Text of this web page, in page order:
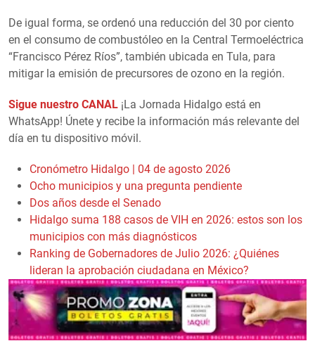
De igual forma, se ordenó una reducción del 30 por ciento
en el consumo de combustóleo en la Central Termoeléctrica
“Francisco Pérez Ríos”, también ubicada en Tula, para
mitigar la emisión de precursores de ozono en la región.
Sigue nuestro CANAL ¡La Jornada Hidalgo está en
WhatsApp! Únete y recibe la información más relevante del
día en tu dispositivo móvil.
Cronómetro Hidalgo | 04 de agosto 2026
Ocho municipios y una pregunta pendiente
Dos años desde el Senado
Hidalgo suma 188 casos de VIH en 2026: estos son los
municipios con más diagnósticos
Ranking de Gobernadores de Julio 2026: ¿Quiénes
lideran la aprobación ciudadana en México?